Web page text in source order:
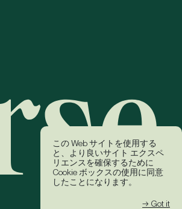
この Web サイトを使用する
と、より良いサイト エクスペ
リエンスを確保するために
Cookie ボックスの使用に同意
したことになります。
→ Got it